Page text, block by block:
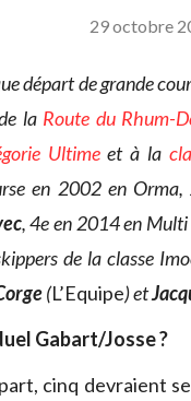
29 octobre
départ de grande
la Route du Rhum-
Ultimeet à la
en 2002 en Orma,
, 4e en 2014 en
de la classe
(L’Equipe) et
Gabart/Josse ?
cinq devraient